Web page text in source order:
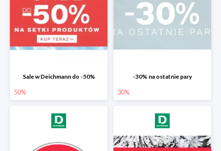
Sale w Deichmann do -50%
50%
-30% na ostatnie pary
30%